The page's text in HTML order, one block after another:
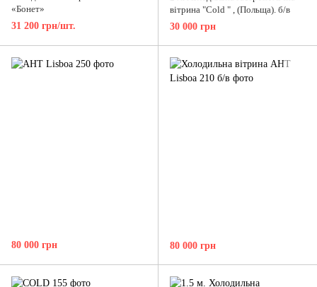
«Бонет»
31 200 грн/шт.
вітрина "Cold " , (Польща). б/в
30 000 грн
80 000 грн 80 000 грн